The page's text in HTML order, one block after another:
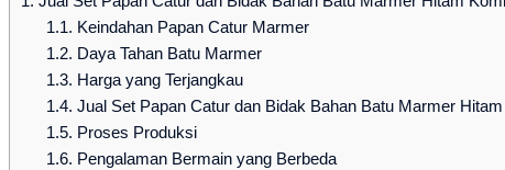
1.1. Keindahan Papan Catur Marmer
1.2. Daya Tahan Batu Marmer
1.3. Harga yang Terjangkau
1.4. Jual Set Papan Catur dan Bidak Bahan Batu Marmer
1.5. Proses Produksi
1.6. Pengalaman Bermain yang Berbeda